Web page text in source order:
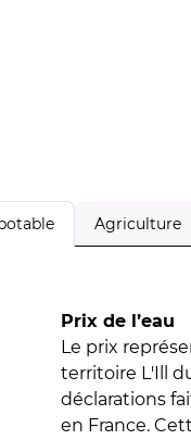
Agriculture
Prix de l’eau
Le prix
territoire L'Ill
déclarations
en France.